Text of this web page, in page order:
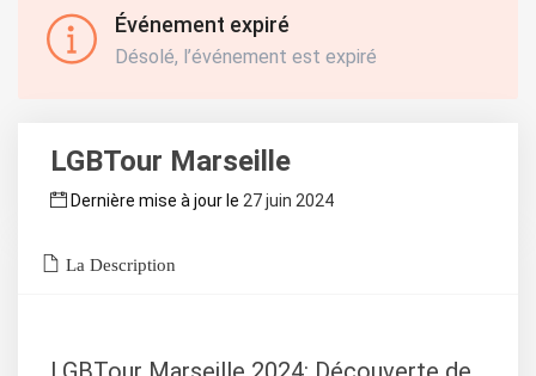
Événement expiré
Désolé, l’événement est expiré
LGBTour Marseille
Dernière mise à jour le 27 juin 2024
La Description